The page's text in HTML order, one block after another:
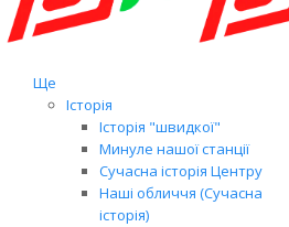
Ще
Історія
Історія "швидкої"
Минуле нашої станції
Сучасна історія Центру
Наші обличчя (Сучасна
історія)